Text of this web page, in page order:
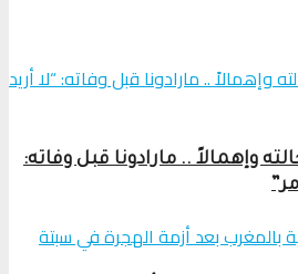
وإهمالاً .. مارادونا قبل وفاته: